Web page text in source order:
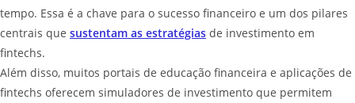
tempo. Essa é a chave para o sucesso financeiro e um dos pilares
centrais que sustentam as estratégias de investimento em
fintechs.
Além disso, muitos portais de educação financeira e aplicações de
fintechs oferecem simuladores de investimento que permitem